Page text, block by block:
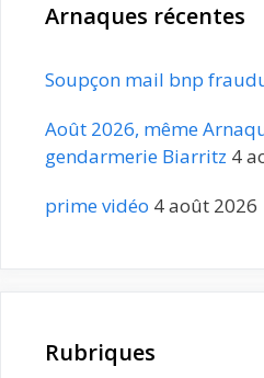
Arnaques récentes
Soupçon mail bnp
Août 2026, même
gendarmerie Biarritz 4
prime vidéo 4 août 2026
Rubriques